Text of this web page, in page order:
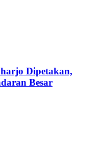
Dipetakan,
Besar